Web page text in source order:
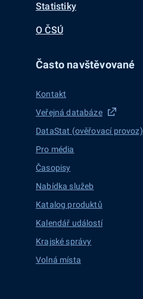
Statistiky
O ČSÚ
Často navštěvované
Kontakt
Veřejná databáze
DataStat (ověřovací provoz)
Pro média
Časopisy
Nabídka služeb
Katalog produktů
Kalendář událostí
Krajské správy
Volná místa